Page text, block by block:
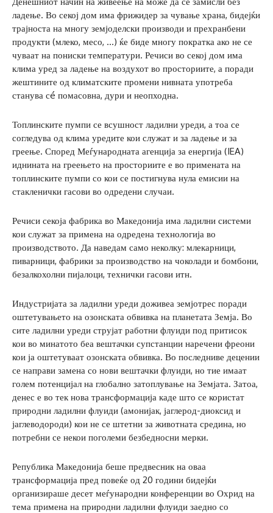
ладење. Во секој дом има фрижидер за чување храна, бидејќи
трајноста на многу земјоделски производи и прехранбени
продукти (млеко, месо, …) ќе биде многу пократка ако не се
чуваат на пониски температури. Речиси во секој дом има
клима уред за ладење на воздухот во просториите, а поради
жештините од климатските промени нивната употреба
станува сé помасовна, дури и неопходна.
Топлинските пумпи се всушност ладилни уреди, а тоа се
согледува од клима уредите кои служат и за ладење и за
греење. Според Меѓународната агенција за енергија (IEA)
иднината на греењето на просториите е во примената на
топлинските пумпи со кои се постигнува нула емисии на
стакленички гасови во одредени случаи.
Речиси секоја фабрика во Македонија има ладилни системи
кои служат за примена на одредена технологија во
производството. Да наведам само неколку: млекарници,
пиварници, фабрики за производство на чоколади и бомбони,
безалкохолни пијалоци, технички гасови итн.
Индустријата за ладилни уреди доживеа земјотрес поради
оштетувањето на озонската обвивка на планетата Земја. Во
сите ладилни уреди струјат работни флуиди под притисок
кои во минатото беа вештачки супстанции наречени фреони
кои ја оштетуваат озонската обвивка. Во последниве децении
се направи замена со нови вештачки флуиди, но тие имаат
голем потенцијал на глобално затоплување на Земјата. Затоа,
денес е во тек нова трансформација каде што се користат
природни ладилни флуиди (амонијак, јаглерод-диоксид и
јаглеводороди) кои не се штетни за животната средина, но
потребни се некои поголеми безбедносни мерки.
Република Македонија беше предвесник на оваа
трансформација пред повеќе од 20 години бидејќи
организираше десет меѓународни конференции во Охрид на
тема примена на природни ладилни флуиди заедно со